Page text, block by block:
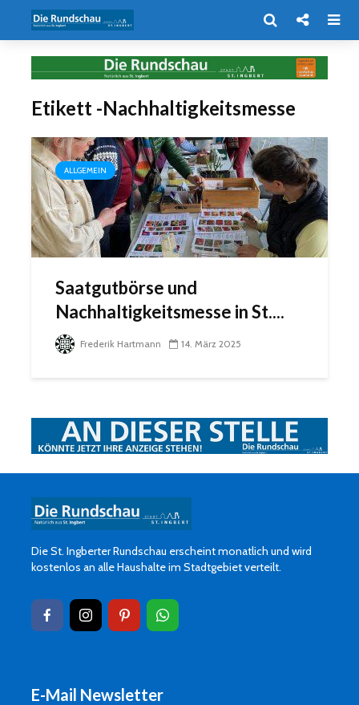
Etikett -Nachhaltigkeitsmesse
ALLGEMEIN
Saatgutbörse und
Nachhaltigkeitsmesse in St....
Frederik Hartmann 14. März 2025
Die St. Ingberter Rundschau erscheint monatlich und wird
kostenlos an alle Haushalte im Stadtgebiet verteilt.
E-Mail Newsletter